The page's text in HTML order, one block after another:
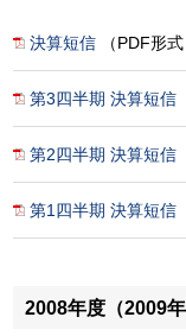
決算短信 （PDF形
第3四半期 決算短信
第2四半期 決算短信
第1四半期 決算短信
2008年度（2009年